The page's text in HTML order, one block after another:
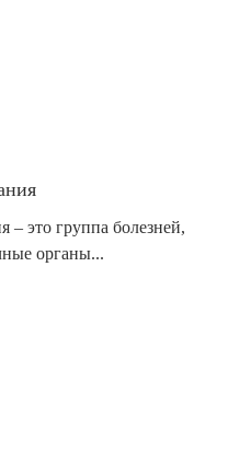
– это группа болезней,
органы...